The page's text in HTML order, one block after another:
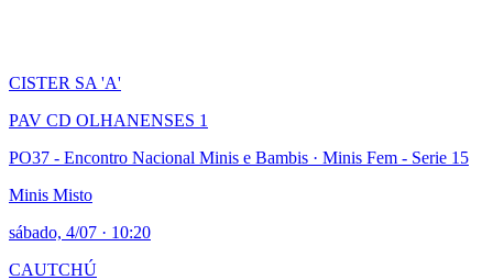
CISTER SA 'A'
PAV CD OLHANENSES 1
PO37 - Encontro Nacional Minis e Bambis · Minis Fem - Serie 15
Minis Misto
sábado, 4/07 · 10:20
CAUTCHÚ